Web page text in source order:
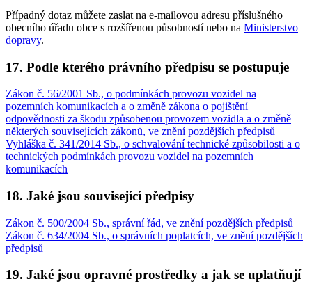
Případný dotaz můžete zaslat na e-mailovou adresu příslušného
obecního úřadu obce s rozšířenou působností nebo na Ministerstvo
dopravy.
17. Podle kterého právního předpisu se postupuje
Zákon č. 56/2001 Sb., o podmínkách provozu vozidel na
pozemních komunikacích a o změně zákona o pojištění
odpovědnosti za škodu způsobenou provozem vozidla a o změně
některých souvisejících zákonů, ve znění pozdějších předpisů
Vyhláška č. 341/2014 Sb., o schvalování technické způsobilosti a o
technických podmínkách provozu vozidel na pozemních
komunikacích
18. Jaké jsou související předpisy
Zákon č. 500/2004 Sb., správní řád, ve znění pozdějších předpisů
Zákon č. 634/2004 Sb., o správních poplatcích, ve znění pozdějších
předpisů
19. Jaké jsou opravné prostředky a jak se uplatňují